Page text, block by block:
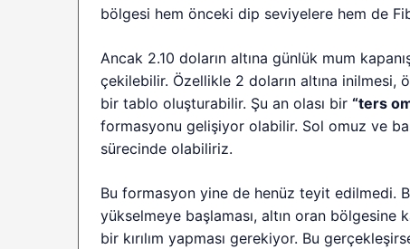
bölgesi hem önceki dip seviyelere hem de
Ancak 2.10 doların altına günlük mum
çekilebilir. Özellikle 2 doların altına
bir tablo oluşturabilir. Şu an olası bir“ters
formasyonu gelişiyor olabilir. Sol omuz ve
sürecinde olabiliriz.
Bu formasyon yine de henüz teyit edilmedi.
yükselmeye başlaması, altın oran
bir kırılım yapması gerekiyor. Bu